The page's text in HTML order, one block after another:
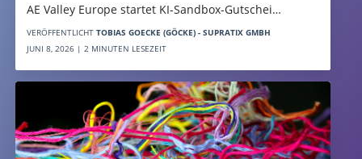
AE Valley Europe startet KI-Sandbox-Gutschei…
VERÖFFENTLICHT TOBIAS GOECKE (GÖCKE) - SUPRATIX GMBH
JUNI 8, 2026 | 2 MINUTEN LESEZEIT